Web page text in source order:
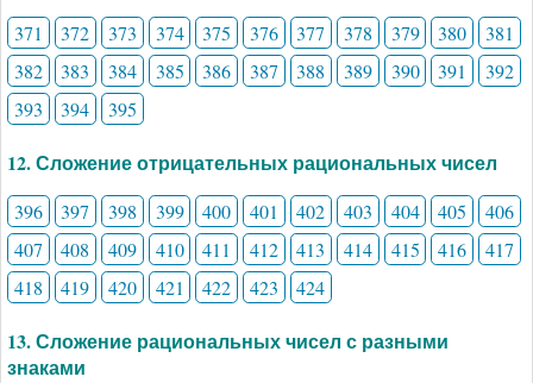
371 372 373 374 375 376 377 378 379 380
381
382
383 384 385 386 387 388 389 390 391
392
393
394 395
12. Сложение отрицательных рациональных чисел
396 397 398 399 400 401 402 403 404 405
406
407
408 409 410 411 412 413 414 415 416
417
418
419 420 421 422 423 424
13. Сложение рациональных чисел с разными
знаками